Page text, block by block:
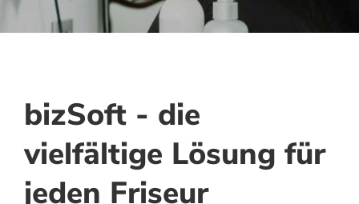
bizSoft - die
vielfältige Lösung für
jeden Friseur